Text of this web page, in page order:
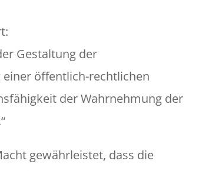
Gestaltung der
öffentlich-rechtlichen
der Wahrnehmung der
gewährleistet, dass die